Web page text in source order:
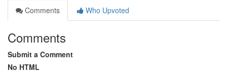
Comments
Who Upvoted
Comments
Submit a Comment
No HTML